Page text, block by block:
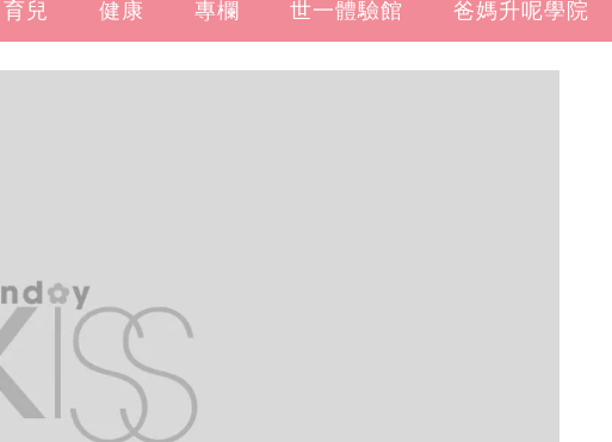
育兒 健康 專欄 世一體驗館 爸媽升呢學院